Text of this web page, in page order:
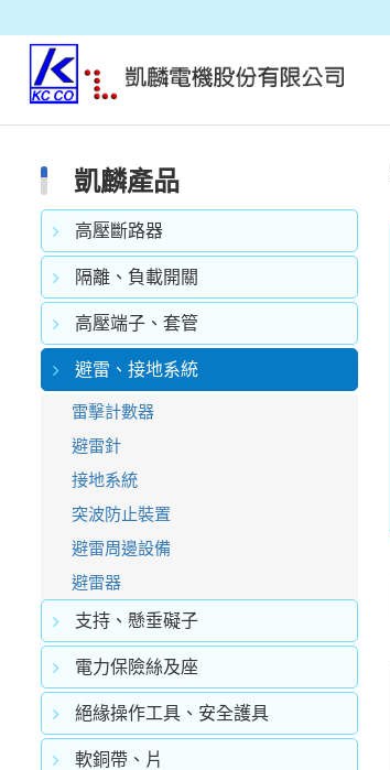
凱麟產品
高壓斷路器
隔離、負載開關
高壓端子、套管
避雷、接地系統
雷擊計數器
避雷針
接地系統
突波防止裝置
避雷周邊設備
避雷器
支持、懸垂礙子
電力保險絲及座
絕緣操作工具、安全護具
軟銅帶、片